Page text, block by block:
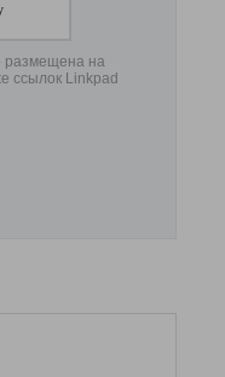
размещена на
ссылок Linkpad